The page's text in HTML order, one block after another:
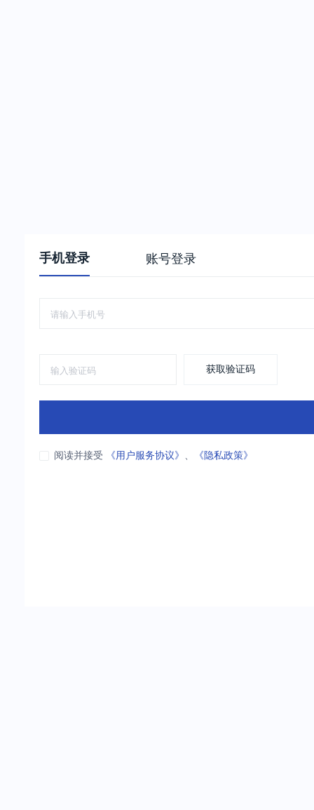
手机登录 账号登录
获取验证码
阅读并接受 《用户服务协议》 、 《隐私政策》